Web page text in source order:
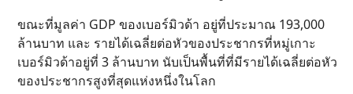
ขณะที่มูลค่า GDP ของเบอร์มิวด้า อยู่ที่ประมาณ 193,000
ล้านบาท และ รายได้เฉลี่ยต่อหัวของประชากรที่หมู่เกาะ
เบอร์มิวด้าอยู่ที่ 3 ล้านบาท นับเป็นพื้นที่ที่มีรายได้เฉลี่ยต่อหัว
ของประชากรสูงที่สุดแห่งหนึ่งในโลก